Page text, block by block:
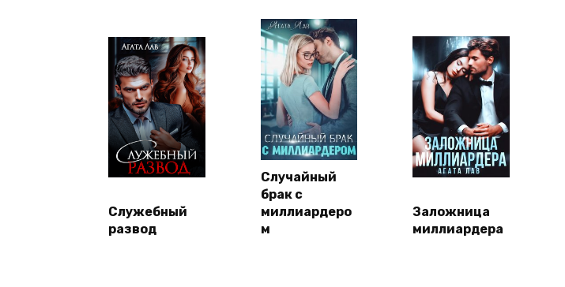
Служебный
развод
Случайный
брак с
миллиардеро
м
Заложница
миллиардера